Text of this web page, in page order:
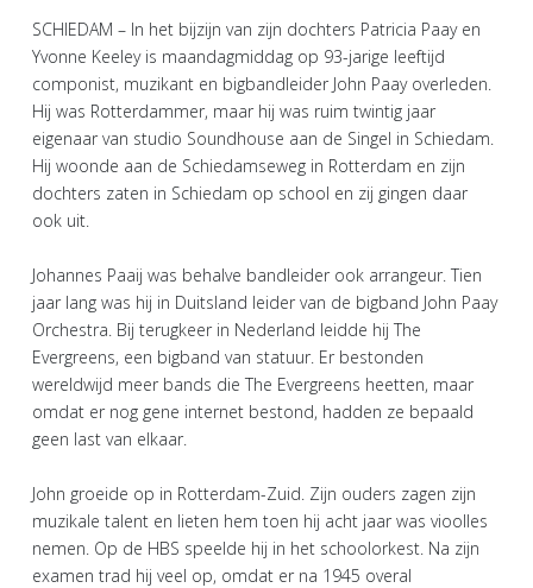
SCHIEDAM – In het bijzijn van zijn dochters Patricia Paay en
Yvonne Keeley is maandagmiddag op 93-jarige leeftijd
componist, muzikant en bigbandleider John Paay overleden.
Hij was Rotterdammer, maar hij was ruim twintig jaar
eigenaar van studio Soundhouse aan de Singel in Schiedam.
Hij woonde aan de Schiedamseweg in Rotterdam en zijn
dochters zaten in Schiedam op school en zij gingen daar
ook uit.
Johannes Paaij was behalve bandleider ook arrangeur. Tien
jaar lang was hij in Duitsland leider van de bigband John Paay
Orchestra. Bij terugkeer in Nederland leidde hij The
Evergreens, een bigband van statuur. Er bestonden
wereldwijd meer bands die The Evergreens heetten, maar
omdat er nog gene internet bestond, hadden ze bepaald
geen last van elkaar.
John groeide op in Rotterdam-Zuid. Zijn ouders zagen zijn
muzikale talent en lieten hem toen hij acht jaar was vioolles
nemen. Op de HBS speelde hij in het schoolorkest. Na zijn
examen trad hij veel op, omdat er na 1945 overal